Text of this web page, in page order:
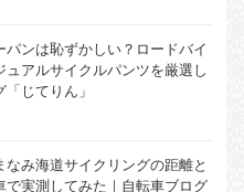
パンは恥ずかしい？ロードバイ
ュアルサイクルパンツを厳選し
じてりん」
なみ海道サイクリングの距離と
で実測してみた｜自転車ブログ